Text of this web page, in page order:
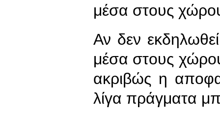
μέσα στους
Αν δεν
μέσα στους
ακριβώς η
λίγα πράγματα